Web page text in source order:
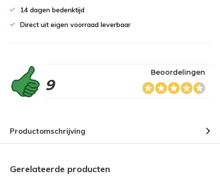
14 dagen bedenktijd
Direct uit eigen voorraad leverbaar
9
Beoordelingen
Productomschrijving
Gerelateerde producten